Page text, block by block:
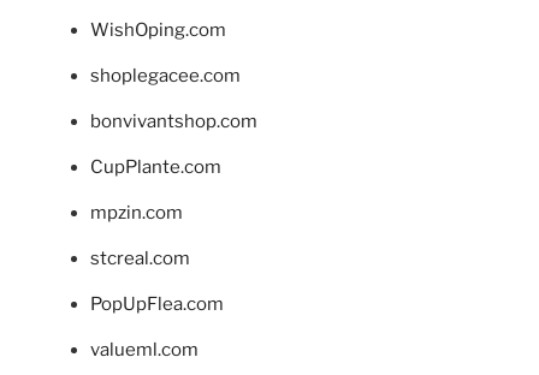
WishOping.com
shoplegacee.com
bonvivantshop.com
CupPlante.com
mpzin.com
stcreal.com
PopUpFlea.com
valueml.com